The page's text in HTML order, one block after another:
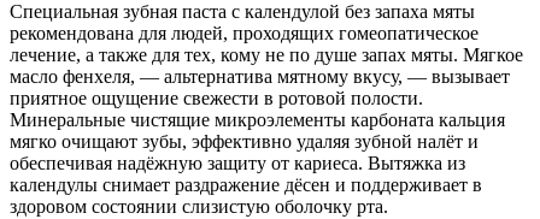
Специальная зубная паста с календулой без запаха мяты
рекомендована для людей, проходящих гомеопатическое
лечение, а также для тех, кому не по душе запах мяты. Мягкое
масло фенхеля, — альтернатива мятному вкусу, — вызывает
приятное ощущение свежести в ротовой полости.
Минеральные чистящие микроэлементы карбоната кальция
мягко очищают зубы, эффективно удаляя зубной налёт и
обеспечивая надёжную защиту от кариеса. Вытяжка из
календулы снимает раздражение дёсен и поддерживает в
здоровом состоянии слизистую оболочку рта.